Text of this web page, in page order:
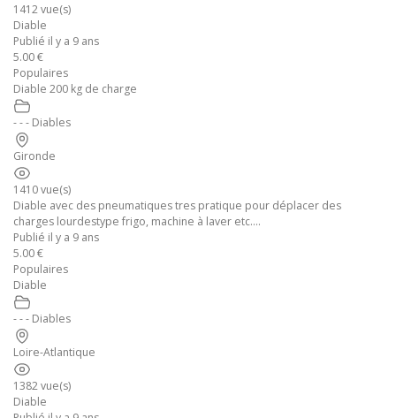
1412 vue(s)
Diable
Publié il y a 9 ans
5.00 €
Populaires
Diable 200 kg de charge
- - - Diables
Gironde
1410 vue(s)
Diable avec des pneumatiques tres pratique pour déplacer des
charges lourdestype frigo, machine à laver etc....
Publié il y a 9 ans
5.00 €
Populaires
Diable
- - - Diables
Loire-Atlantique
1382 vue(s)
Diable